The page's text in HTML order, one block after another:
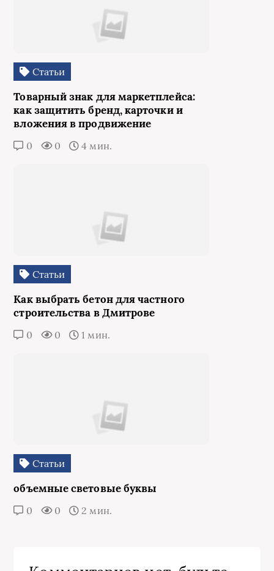
Статьи
Товарный знак для маркетплейса:
как защитить бренд, карточки и
вложения в продвижение
0 0 4 мин.
Статьи
Как выбрать бетон для частного
строительства в Дмитрове
0 0 1 мин.
Статьи
объемные световые буквы
0 0 2 мин.